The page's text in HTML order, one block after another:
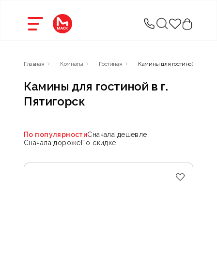
Главная Комнаты Гостиная Камины для гостиной
Камины для гостиной в г.
Пятигорск
По популярностиСначала дешевле
Сначала дорожеПо скидке